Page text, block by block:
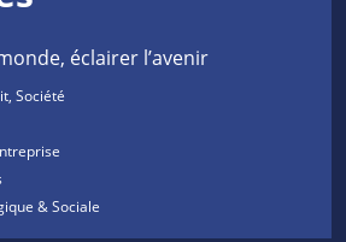
éclairer l’avenir
Société
& Sociale